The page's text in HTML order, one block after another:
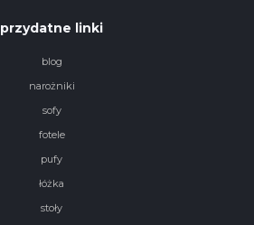
przydatne linki
blog
narożniki
sofy
fotele
pufy
łóżka
stoły